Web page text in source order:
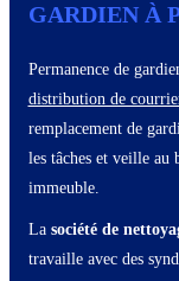
GARDIEN À
Permanence de
distribution de
remplacement de
les tâches et veille au
immeuble.
La société de
travaille avec des